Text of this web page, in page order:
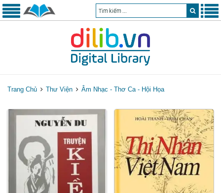
Trang Chủ Thư Viện Âm Nhạc - Thơ Ca - Hội Họa